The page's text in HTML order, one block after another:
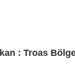
: Troas